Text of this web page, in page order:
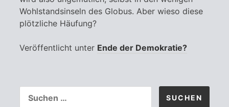
Wohlstandsinseln des Globus. Aber wieso diese
plötzliche Häufung?
Veröffentlicht unter Ende der Demokratie?
NACH: